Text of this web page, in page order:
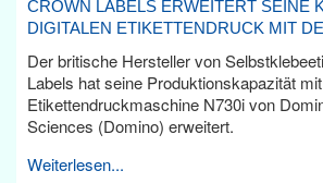
CROWN LABELS ERWEITERT SEINE
DIGITALEN ETIKETTENDRUCK MIT
Der britische Hersteller von
Labels hat seine Produktionskapazität
Etikettendruckmaschine N730i von
Sciences (Domino) erweitert.
Weiterlesen...